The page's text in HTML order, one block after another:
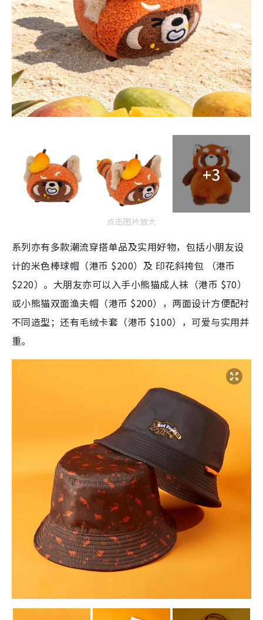
+3
点击图片放大
系列亦有多款潮流穿搭单品及实用好物，包括小朋友设
计的米色棒球帽（港币 $200）及 印花斜挎包 （港币
$220）。大朋友亦可以入手小熊猫成人袜（港币 $70）
或小熊猫双面渔夫帽（港币 $200），两面设计方便配衬
不同造型；还有毛绒卡套（港币 $100），可爱与实用并
重。